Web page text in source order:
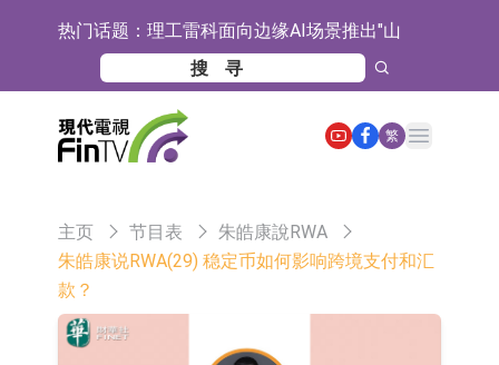
热门话题： 理工雷科面向边缘AI场景推出"山
海"系列智算模组 系列产品基于国产
CPU与GPU构建
【异动股】医疗研发外包板块拉升，
博腾股份(300363.CN)涨20.02%
日韩股市收盘双双下跌
依米康：海外交付以东南亚、中东市
活配置混合型发起式证券投资基金临
上交所：景顺长城全球半导体芯片产
际(00496.HK)跌22.40%，九福来
【异动股】港股涨幅榜前十，拿森科
繁
Open main menu
主页 节目表
朱皓康說RWA
朱皓康说RWA(29) 稳定币如何影响跨境支付和汇
款？